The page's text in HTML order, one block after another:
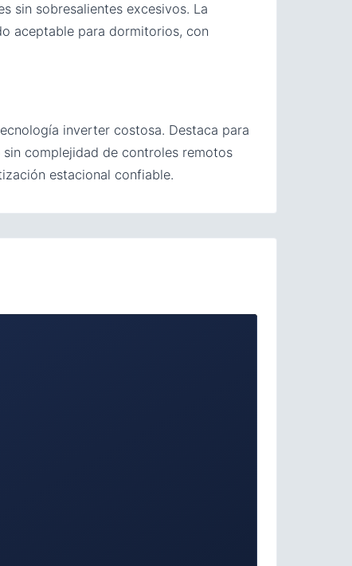
sin sobresalientes excesivos. La
aceptable para dormitorios, con
inverter costosa. Destaca para
complejidad de controles remotos
estacional confiable.